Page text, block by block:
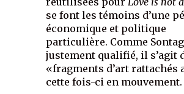
se font les témoins d’une
économique et politique
particulière. Comme Sontag
justement qualifié, il s’agit
«fragments d’art rattachés
cette fois-ci en mouvement.